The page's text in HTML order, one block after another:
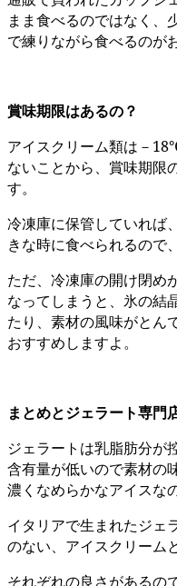
まま食べるのではなく、
で練りながら食べるのが
賞味期限はあるの？
アイスクリーム類は－
ないことから、賞味期限
す。
冷凍庫に保管していれば
きな時に食べられるので
ただ、冷凍庫の開け閉め
なってしまうと、氷の結
たり、素材の風味がとん
おすすめしますよ。
まとめとジェラート専門
ジェラートは乳脂肪分が
含有量が低いので素材の
濃くなめらかなアイスな
イタリアで生まれたジェ
のない、アイスクリーム
それぞれの良さがあるの